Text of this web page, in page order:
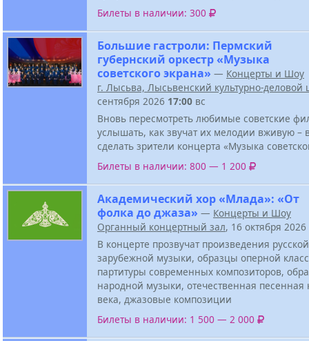
Билеты в наличии: 300
Большие гастроли: Пермский
губернский оркестр «Музыка
советского экрана» — Концерты и Шоу
г. Лысьва, Лысьвенский культурно-деловой
сентября 2026 17:00 вс
Вновь пересмотреть любимые советские
услышать, как звучат их мелодии вживую –
сделать зрители концерта «Музыка
Билеты в наличии: 800 — 1 200
Академический хор «Млада»: «От
фолка до джаза» — Концерты и Шоу
Органный концертный зал, 16 октября 2026
В концерте прозвучат произведения
зарубежной музыки, образцы оперной
партитуры современных композиторов,
народной музыки, отечественная песенная
века, джазовые композиции
Билеты в наличии: 1 500 — 2 000